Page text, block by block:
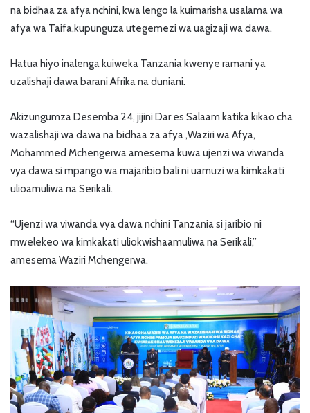
na bidhaa za afya nchini, kwa lengo la kuimarisha usalama wa
afya wa Taifa,kupunguza utegemezi wa uagizaji wa dawa.
Hatua hiyo inalenga kuiweka Tanzania kwenye ramani ya
uzalishaji dawa barani Afrika na duniani.
Akizungumza Desemba 24, jijini Dar es Salaam katika kikao cha
wazalishaji wa dawa na bidhaa za afya ,Waziri wa Afya,
Mohammed Mchengerwa amesema kuwa ujenzi wa viwanda
vya dawa si mpango wa majaribio bali ni uamuzi wa kimkakati
ulioamuliwa na Serikali.
“Ujenzi wa viwanda vya dawa nchini Tanzania si jaribio ni
mwelekeo wa kimkakati uliokwishaamuliwa na Serikali,”
amesema Waziri Mchengerwa.